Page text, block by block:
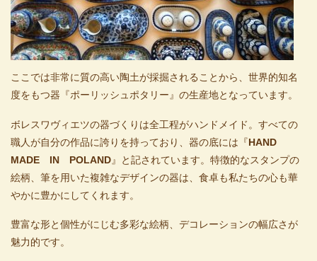
ここでは非常に質の高い陶土が採掘されることから、世界的知名
度をもつ器『ポーリッシュポタリー』の生産地となっています。
ボレスワヴィエツの器づくりは全工程がハンドメイド。すべての
職人が自分の作品に誇りを持っており、器の底には『HAND
MADE IN POLAND』と記されています。特徴的なスタンプの
絵柄、筆を用いた複雑なデザインの器は、食卓も私たちの心も華
やかに豊かにしてくれます。
豊富な形と個性がにじむ多彩な絵柄、デコレーションの幅広さが
魅力的です。